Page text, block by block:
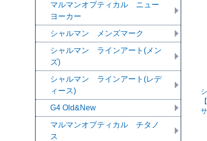
マルマンオプティカル ニュー
ヨーカー
シャルマン メンズマーク
シャルマン ラインアート(メン
ズ)
シャルマン ラインアート(レデ
ィース)
G4 Old&New
マルマンオプティカル チタノ
ス